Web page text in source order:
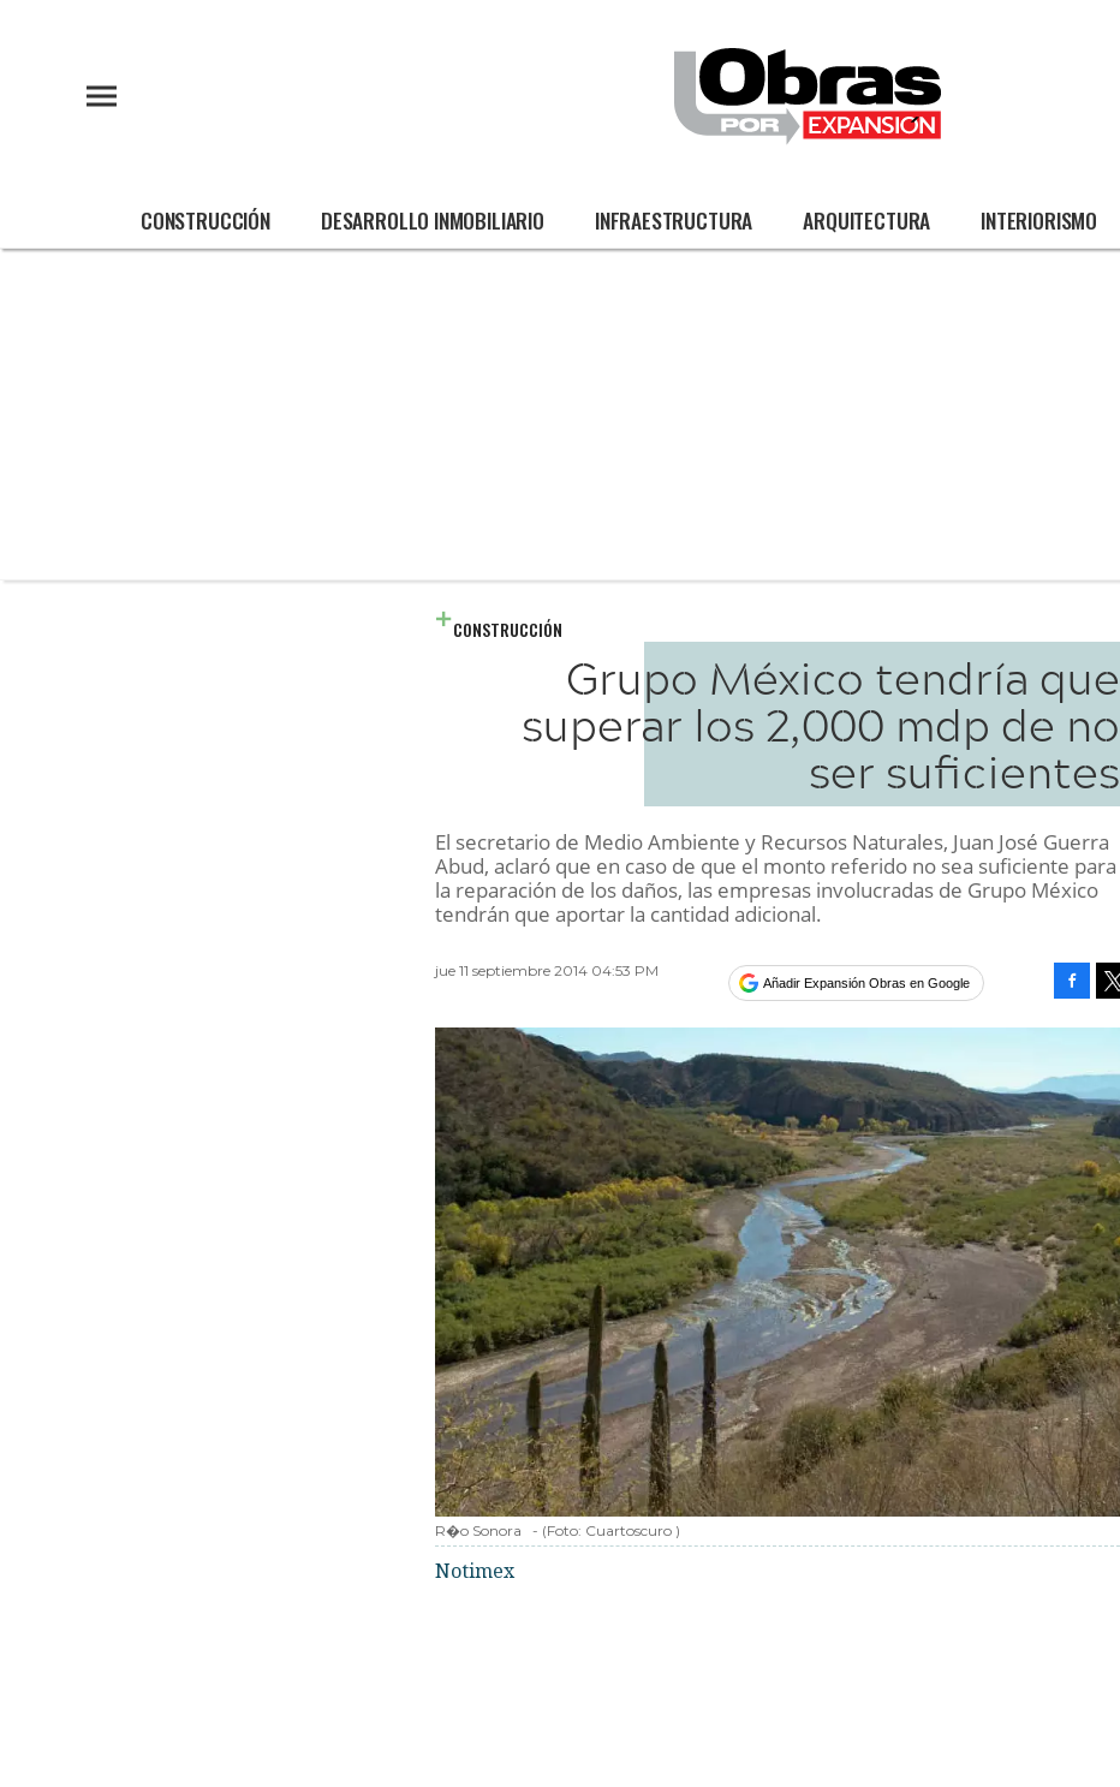
CONSTRUCCIÓN DESARROLLO INMOBILIARIO INFRAESTRUCTURA ARQUITECTURA INTERIORISMO
CONSTRUCCIÓN
Grupo México tendría que
superar los 2,000 mdp de no
ser suficientes
El secretario de Medio Ambiente y Recursos Naturales, Juan José Guerra
Abud, aclaró que en caso de que el monto referido no sea suficiente para
la reparación de los daños, las empresas involucradas de Grupo México
tendrán que aportar la cantidad adicional.
jue 11 septiembre 2014 04:53 PM
Añadir Expansión Obras en Google
R�o Sonora - (Foto: Cuartoscuro )
Notimex